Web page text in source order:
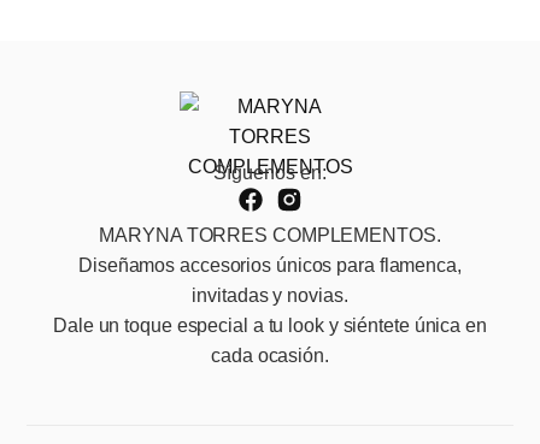
Síguenos en:
MARYNA TORRES COMPLEMENTOS.
Diseñamos accesorios únicos para flamenca,
invitadas y novias.
Dale un toque especial a tu look y siéntete única en
cada ocasión.